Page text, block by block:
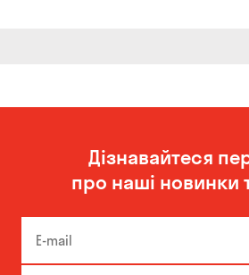
Дізнавайтеся
про наші новинки